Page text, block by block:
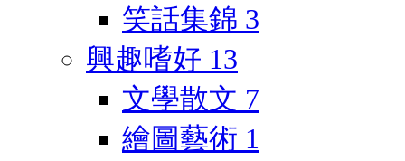
笑話集錦 3
興趣嗜好 13
文學散文 7
繪圖藝術 1